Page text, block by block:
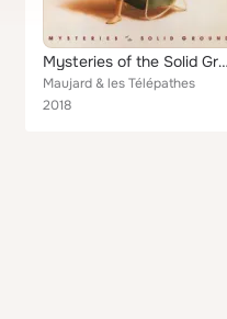
Mysteries of the Solid Ground
Maujard & les Télépathes
2018